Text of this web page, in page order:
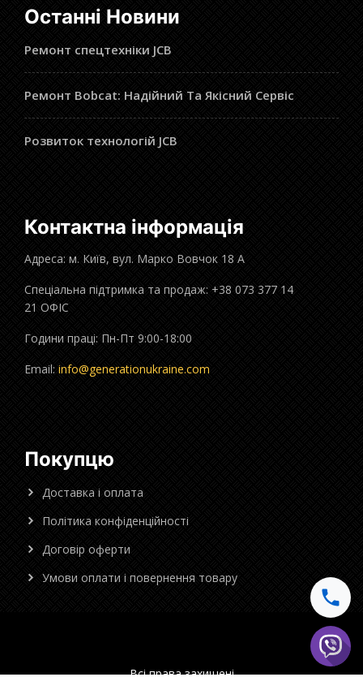
Останні Новини
Ремонт спецтехніки JCB
Ремонт Bobcat: Надійний Та Якісний Сервіс
Розвиток технологій JCB
Контактна інформація
Адреса: м. Київ, вул. Марко Вовчок 18 А
Спеціальна підтримка та продаж: +38 073 377 14
21 ОФІС
Години праці: Пн-Пт 9:00-18:00
Email: info@generationukraine.com
Покупцю
Доставка і оплата
Політика конфіденційності
Договір оферти
Умови оплати і повернення товару
Всі права захищені